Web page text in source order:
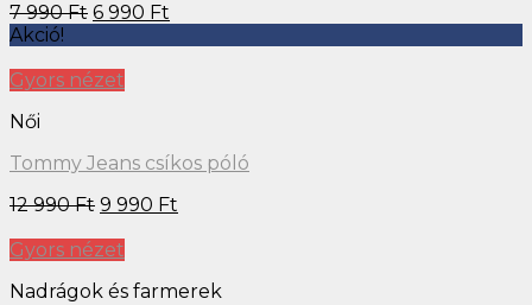
7 990Ft 6 990 Ft
Akció!
Gyors nézet
Női
Tommy Jeans csíkos póló
12 990Ft 9 990 Ft
Gyors nézet
Nadrágok és farmerek